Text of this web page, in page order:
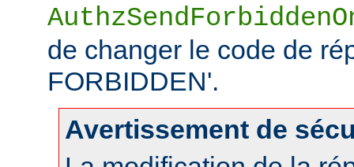
de changer le code de
FORBIDDEN'.
Avertissement de